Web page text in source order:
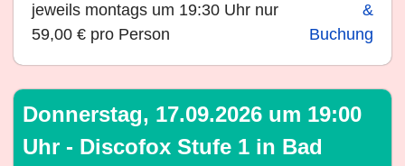
jeweils montags um 19:30 Uhr nur
59,00 € pro Person
&
Buchung
Donnerstag, 17.09.2026 um 19:00
Uhr - Discofox Stufe 1 in Bad